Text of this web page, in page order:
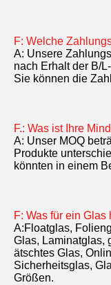
F: Welche
A: Unsere
nach Erhalt der B/
Sie können die
F.: Was ist Ihre
A: Unser MOQ
Produkte
könnten in einem
F: Was für ein Glas
A:Floatglas,
Glas, Laminatglas,
ätschtes Glas,
Sicherheitsglas,
Größen.